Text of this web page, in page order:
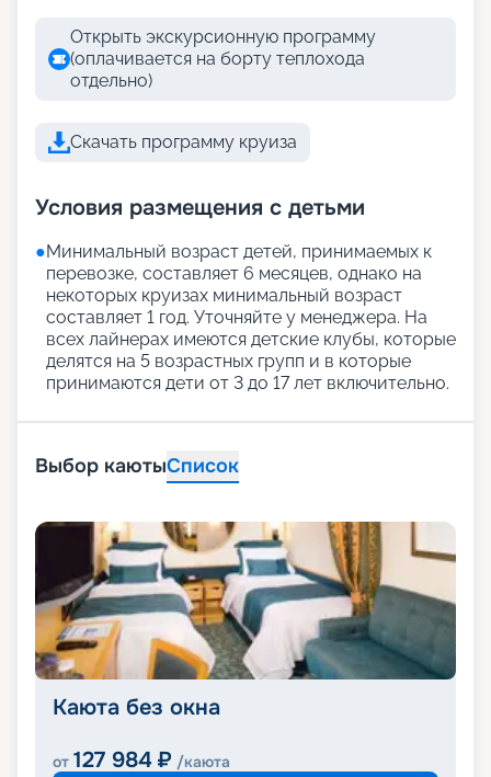
Открыть экскурсионную программу
(оплачивается на борту теплохода
отдельно)
Скачать программу круиза
Условия размещения с детьми
●Минимальный возраст детей, принимаемых к
перевозке, составляет 6 месяцев, однако на
некоторых круизах минимальный возраст
составляет 1 год. Уточняйте у менеджера. На
всех лайнерах имеются детские клубы, которые
делятся на 5 возрастных групп и в которые
принимаются дети от 3 до 17 лет включительно.
Выбор каютыСписок
Каюта без окна
от 127 984 ₽ /каюта